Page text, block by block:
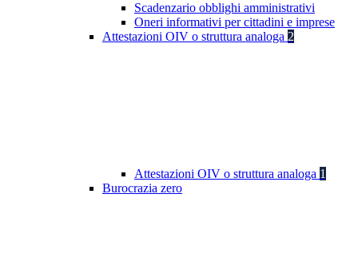
Scadenzario obblighi amministrativi
Oneri informativi per cittadini e imprese
Attestazioni OIV o struttura analoga 2
Attestazioni OIV o struttura analoga 1
Burocrazia zero